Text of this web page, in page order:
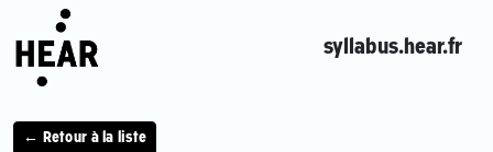
syllabus.hear.fr
← Retour à la liste